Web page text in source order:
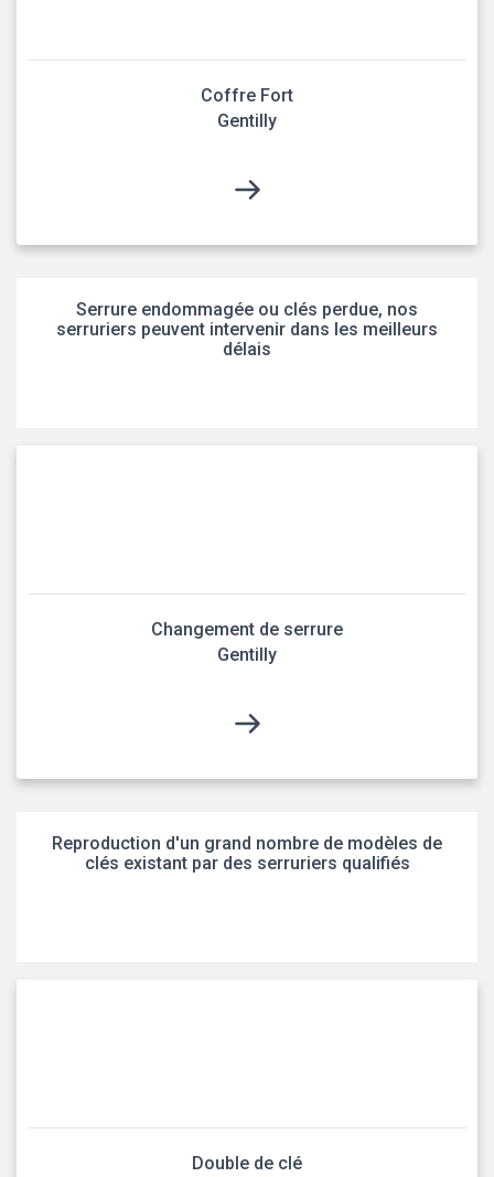
Coffre Fort
Gentilly
Serrure endommagée ou clés perdue, nos
serruriers peuvent intervenir dans les meilleurs
délais
Changement de serrure
Gentilly
Reproduction d'un grand nombre de modèles de
clés existant par des serruriers qualifiés
Double de clé